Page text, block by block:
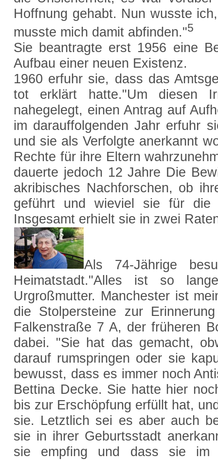
Hoffnung gehabt. Nun wusste
musste mich damit abfinden."5
Sie beantragte erst 1956 eine
Aufbau einer neuen Existenz.
1960 erfuhr sie, dass das
tot erklärt hatte."Um diesen
nahegelegt, einen Antrag auf
im darauffolgenden Jahr erfuhr
und sie als Verfolgte anerkannt
Rechte für ihre Eltern
dauerte jedoch 12 Jahre Die
akribisches Nachforschen, ob
geführt und wieviel sie für die
Insgesamt erhielt sie in zwei
Als 74-Jährige
Heimatstadt."Alles ist so
Urgroßmutter. Manchester ist
die Stolpersteine zur
Falkenstraße 7 A, der früheren
dabei. "Sie hat das gemacht,
darauf rumspringen oder sie
bewusst, dass es immer noch
Bettina Decke. Sie hatte hier
bis zur Erschöpfung erfüllt hat,
sie. Letztlich sei es aber auch
sie in ihrer Geburtsstadt
sie empfing und dass sie im